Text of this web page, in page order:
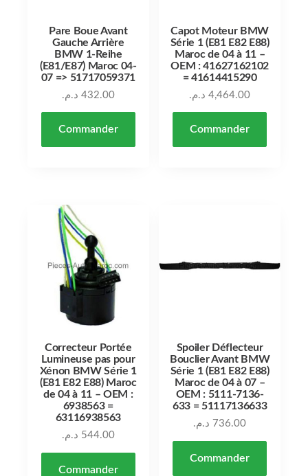
Pare Boue Avant
Gauche Arrière
BMW 1-Reihe
(E81/E87) Maroc 04-
07 => 51717059371
432.00 د.م.
Commander
Capot Moteur BMW
Série 1 (E81 E82 E88)
Maroc de 04 à 11 –
OEM : 41627162102
= 41614415290
4,464.00 د.م.
Commander
Correcteur Portée
Lumineuse pas pour
Xénon BMW Série 1
(E81 E82 E88) Maroc
de 04 à 11 – OEM :
6938563 =
63116938563
544.00 د.م.
Commander
Spoiler Déflecteur
Bouclier Avant BMW
Série 1 (E81 E82 E88)
Maroc de 04 à 07 –
OEM : 5111-7136-
633 = 51117136633
736.00 د.م.
Commander